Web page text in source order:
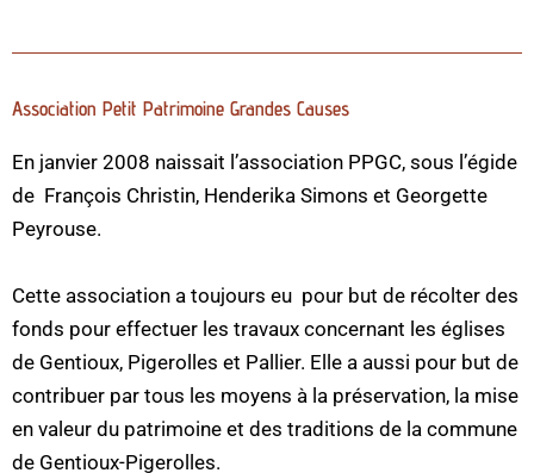
Association Petit Patrimoine Grandes Causes
En janvier 2008 naissait l’association PPGC, sous l’égide
de François Christin, Henderika Simons et Georgette
Peyrouse.
Cette association a toujours eu pour but de récolter des
fonds pour effectuer les travaux concernant les églises
de Gentioux, Pigerolles et Pallier. Elle a aussi pour but de
contribuer par tous les moyens à la préservation, la mise
en valeur du patrimoine et des traditions de la commune
de Gentioux-Pigerolles.